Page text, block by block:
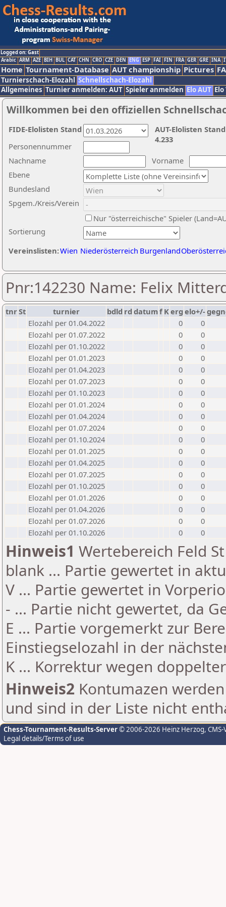
Logged on: Gast
Arabic ARM AZE BIH BUL CAT CHN CRO CZE DEN ENG ESP FAI FIN FRA GER GRE INA
Home Tournament-Database AUT championship Pictures
Turnierschach-Elozahl Schnellschach-Elozahl
Allgemeines Turnier anmelden: AUT Spieler anmelden Elo AUT
Willkommen bei den offiziellen
Nachname
Vorname
Ebene
Sortierung
Personennummer
Bundesland
Spgem./Kreis/Verein
Nur "österreichische" Spieler
Vereinslisten:Wien Niederösterreich Burgenland
AUT-Elolisten
4.233
FIDE-Elolisten Stand
Pnr:142230 Name: Felix
tnrSt turnier bdld rd datumf Kerg elo+/-
Elozahl per 01.04.2022
0
0
Elozahl per 01.07.2022
0
0
Elozahl per 01.10.2022
0
0
Elozahl per 01.01.2023
0
0
Elozahl per 01.04.2023
0
0
Elozahl per 01.07.2023
0
0
Elozahl per 01.10.2023
0
0
Elozahl per 01.01.2024
0
0
Elozahl per 01.04.2024
0
0
Elozahl per 01.07.2024
0
0
Elozahl per 01.10.2024
0
0
Elozahl per 01.01.2025
0
0
Elozahl per 01.04.2025
0
0
Elozahl per 01.07.2025
0
0
Elozahl per 01.10.2025
0
0
Elozahl per 01.01.2026
0
0
Elozahl per 01.04.2026
0
0
Elozahl per 01.07.2026
0
0
Elozahl per 01.10.2026
0 0
Hinweis1 Wertebereich Feld
blank ... Partie gewertet in
V ... Partie gewertet in
- ... Partie nicht gewertet, da
E ... Partie vorgemerkt zur
Einstiegselozahl in der
K ... Korrektur wegen
Hinweis2 Kontumazen
und sind in der Liste nicht
Chess-Tournament-Results-Server© 2006-2026 Heinz Herzog,
Legal details/Terms of use